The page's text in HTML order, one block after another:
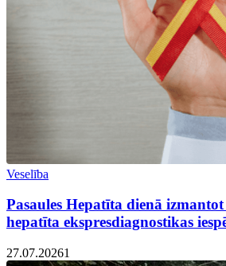
Veselība
Pasaules Hepatīta dienā
hepatīta ekspresdiagnostikas
27.07.20261